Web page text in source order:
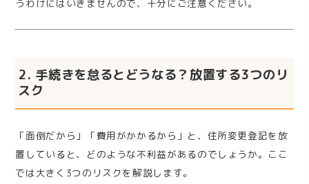
うわけにはいきませんので、十分にご注意ください。
2. 手続きを怠るとどうなる？放置する3つのリ
スク
「面倒だから」「費用がかかるから」と、住所変更登記を放
置していると、どのような不利益があるのでしょうか。ここ
では大きく3つのリスクを解説します。